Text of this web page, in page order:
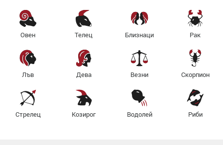
Овен Телец Близнаци Рак
Лъв Дева Везни Скорпион
Стрелец Козирог Водолей Риби